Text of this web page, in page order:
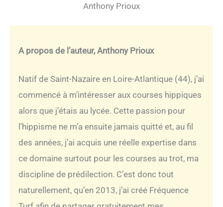
Anthony Prioux
A propos de l’auteur, Anthony Prioux
Natif de Saint-Nazaire en Loire-Atlantique (44), j’ai
commencé à m’intéresser aux courses hippiques
alors que j’étais au lycée. Cette passion pour
l’hippisme ne m’a ensuite jamais quitté et, au fil
des années, j’ai acquis une réelle expertise dans
ce domaine surtout pour les courses au trot, ma
discipline de prédilection. C’est donc tout
naturellement, qu’en 2013, j’ai créé Fréquence